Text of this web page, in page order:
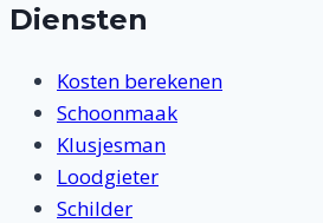
Diensten
Kosten berekenen
Schoonmaak
Klusjesman
Loodgieter
Schilder